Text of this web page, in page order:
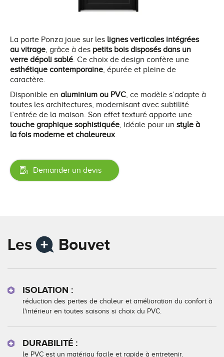
La porte Ponza joue sur les lignes verticales intégrées
au vitrage, grâce à des petits bois disposés dans un
verre dépoli sablé. Ce choix de design confère une
esthétique contemporaine, épurée et pleine de
caractère.
Disponible en aluminium ou PVC, ce modèle s’adapte à
toutes les architectures, modernisant avec subtilité
l’entrée de la maison. Son effet texturé apporte une
touche graphique sophistiquée, idéale pour un style à
la fois moderne et chaleureux.
Demander un devis
Les Bouvet
ISOLATION :
réduction des pertes de chaleur et amélioration du confort à
l'intérieur en toutes saisons si choix du PVC.
DURABILITÉ :
le PVC est un matériau facile et rapide à entretenir.